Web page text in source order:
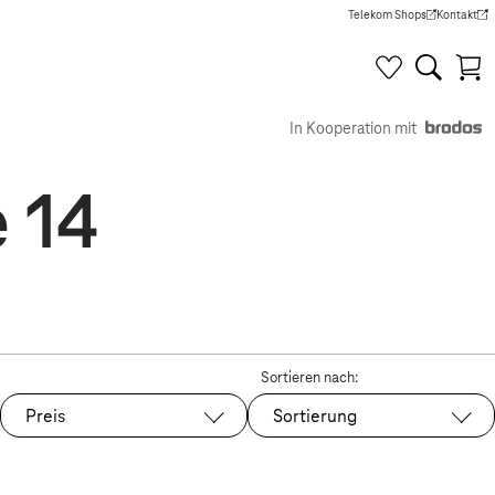
Telekom Shops
(Wird in einem neuen Tab
Kontakt
(Wird in
In Kooperation mit
14
Preis
Sortieren nach:
Sortierung